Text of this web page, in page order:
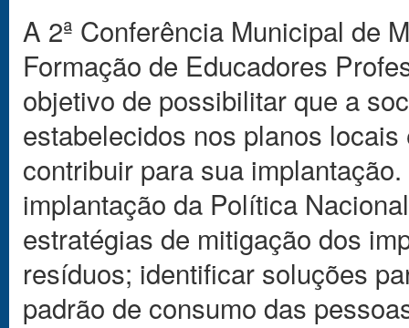
A 2ª Conferência Municipal de
Formação de Educadores
objetivo de possibilitar que a
estabelecidos nos planos
contribuir para sua
implantação da Política
estratégias de mitigação dos
resíduos; identificar soluções
padrão de consumo das